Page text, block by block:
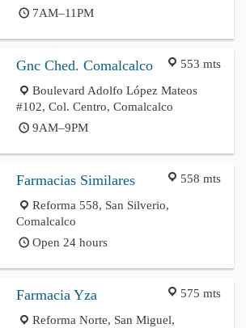
7AM–11PM
553 mts
Gnc Ched. Comalcalco
Boulevard Adolfo López Mateos
#102, Col. Centro, Comalcalco
9AM–9PM
558 mts
Farmacias Similares
Reforma 558, San Silverio,
Comalcalco
Open 24 hours
575 mts
Farmacia Yza
Reforma Norte, San Miguel,